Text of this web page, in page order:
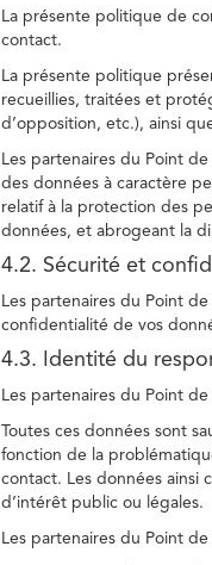
La présente politique de
contact.
La présente politique
recueillies, traitées et
d’opposition, etc.), ainsi
Les partenaires du Point
des données à caractère
relatif à la protection des
données, et abrogeant la
4.2. Sécurité et
Les partenaires du Point
confidentialité de vos
4.3. Identité du
Les partenaires du Point
Toutes ces données sont
fonction de la
contact. Les données ainsi
d’intérêt public ou légales.
Les partenaires du Point